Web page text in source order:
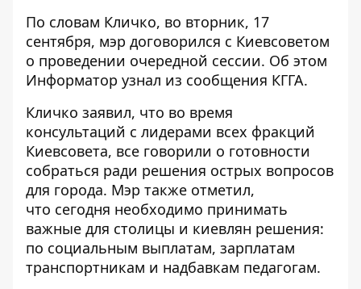
По словам Кличко, во вторник, 17
сентября, мэр договорился с Киевсоветом
о проведении очередной сессии. Об этом
Информатор узнал из сообщения КГГА.
Кличко заявил, что во время
консультаций с лидерами всех фракций
Киевсовета, все говорили о готовности
собраться ради решения острых вопросов
для города. Мэр также отметил,
что сегодня необходимо принимать
важные для столицы и киевлян решения:
по социальным выплатам, зарплатам
транспортникам и надбавкам педагогам.